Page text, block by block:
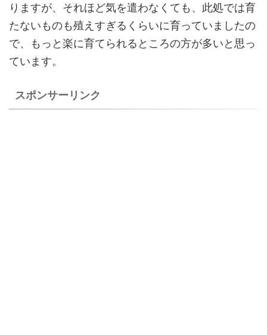
りますが、それほど気を遣わなくても、此処では育
たないものも殖えすぎるくらいに育っていましたの
で、もっと楽に育てられるところの方が多いと思っ
ています。
スポンサーリンク